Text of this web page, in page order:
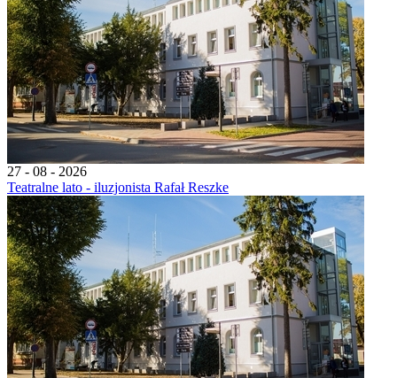
27 - 08 - 2026
Teatralne lato - iluzjonista Rafał Reszke